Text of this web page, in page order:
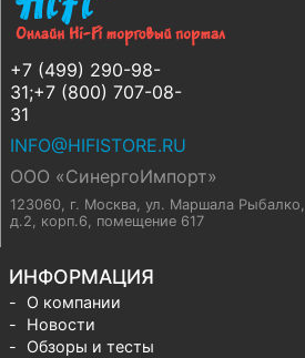
+7 (499) 290-98-
31;+7 (800) 707-08-
31
INFO@HIFISTORE.RU
ООО «СинергоИмпорт»
123060, г. Москва, ул. Маршала Рыбалко,
д.2, корп.6, помещение 617
ИНФОРМАЦИЯ
О компании
Новости
Обзоры и тесты